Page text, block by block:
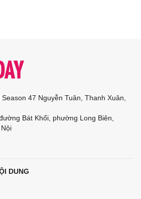
47 Nguyễn Tuân, Thanh Xuân,
Bát Khối, phường Long Biên,
DUNG